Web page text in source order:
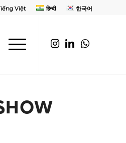
Việt हिन्दी 한국어